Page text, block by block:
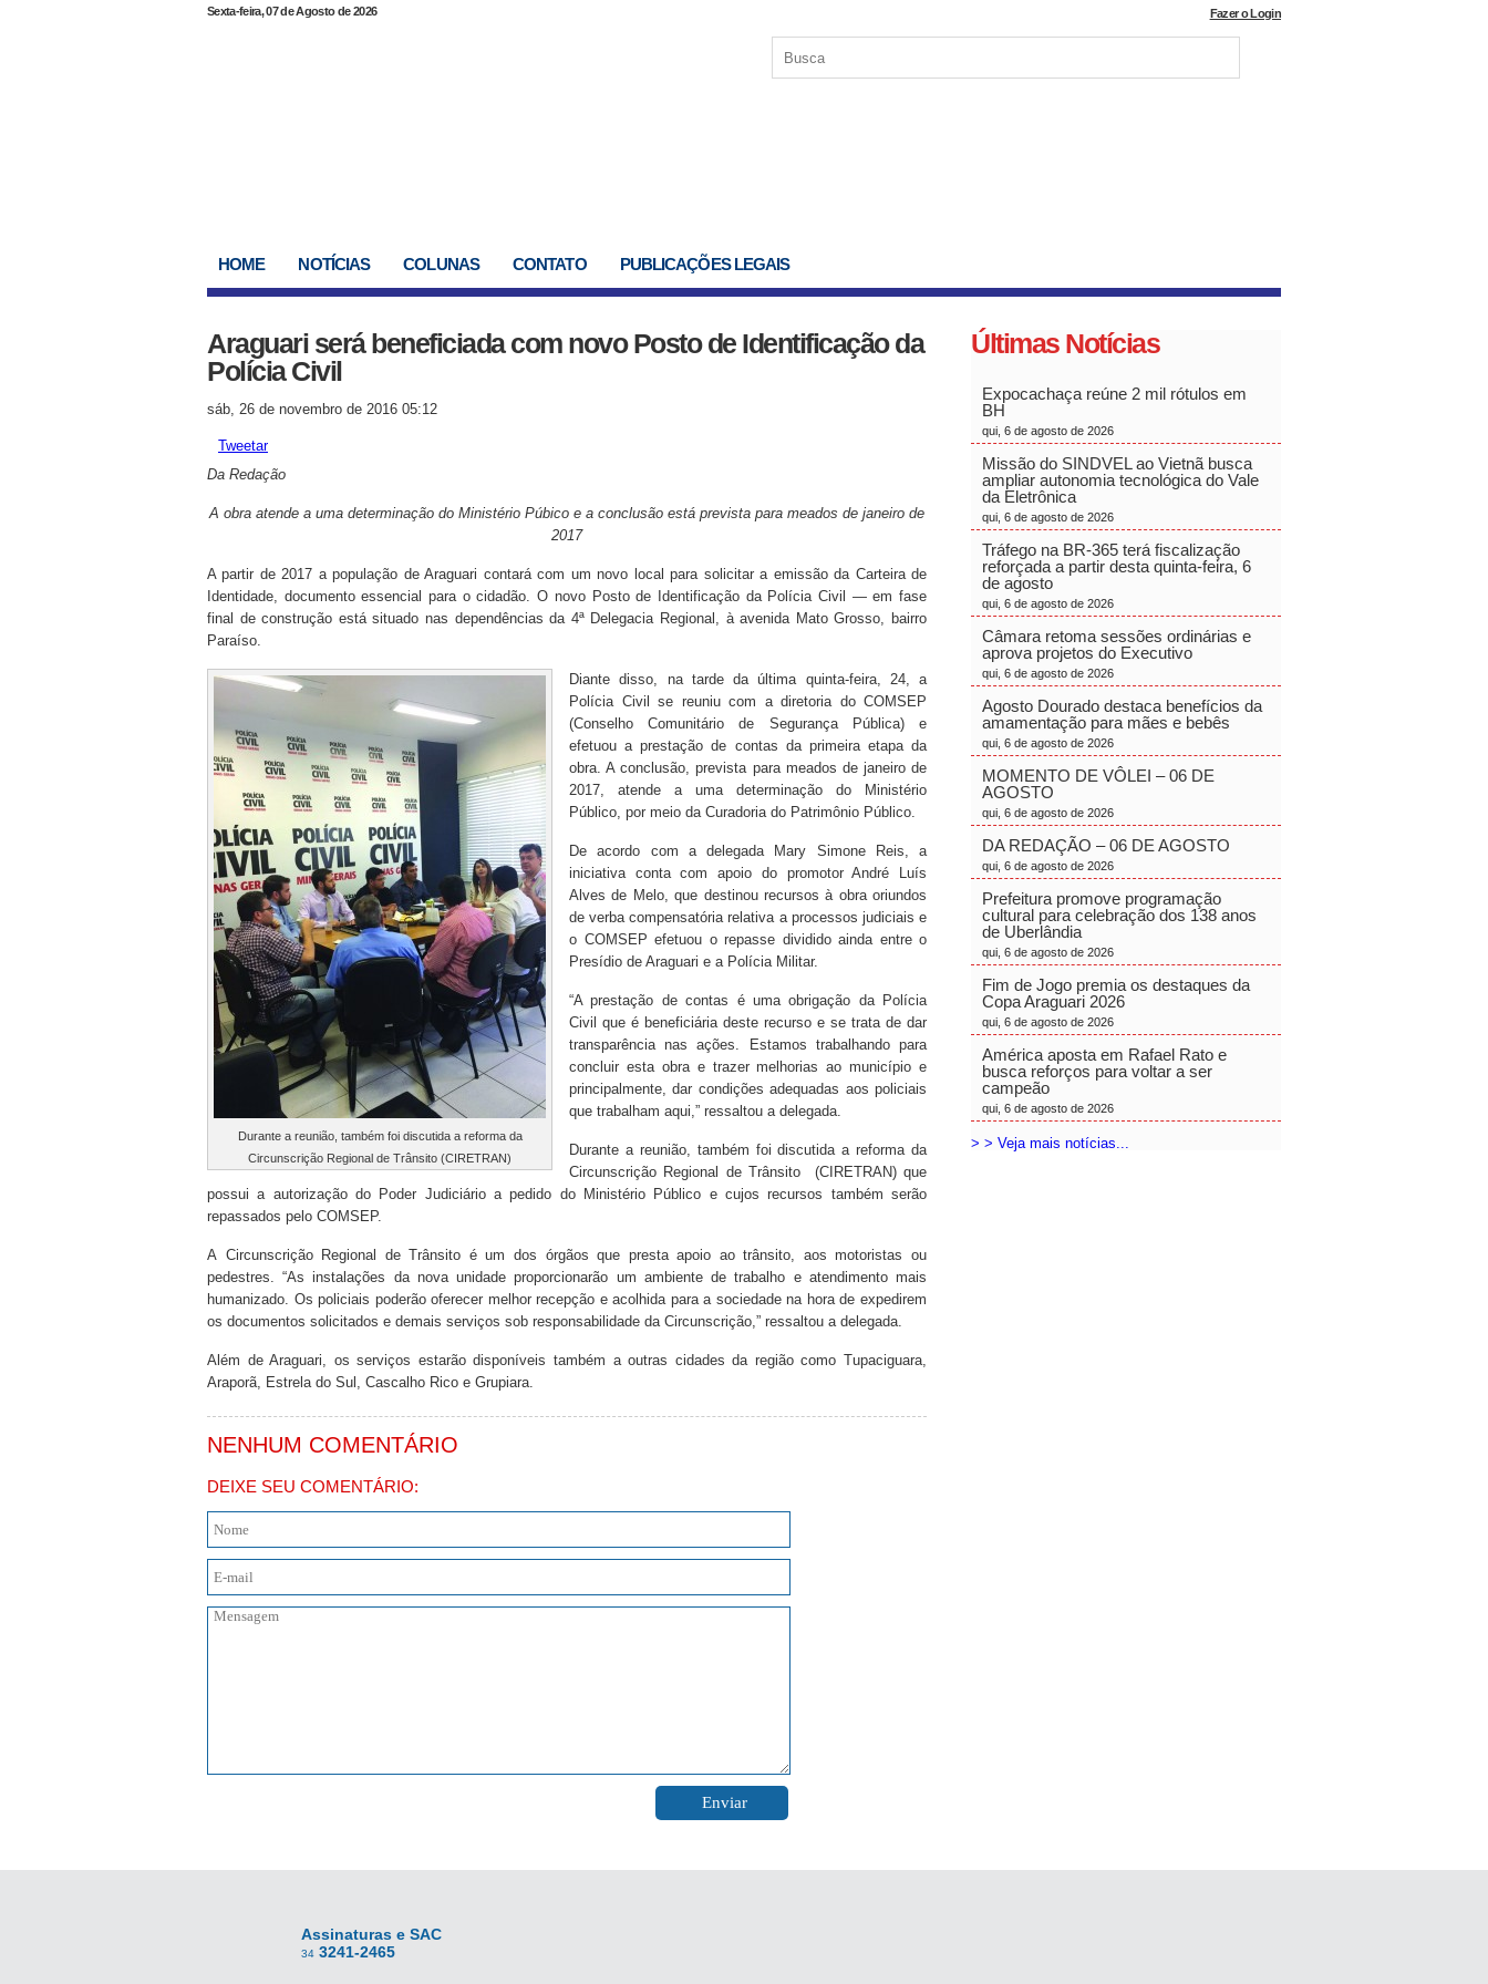
Sexta-feira, 07 de Agosto de 2026 Fazer o Login
HOME NOTÍCIAS COLUNAS CONTATO PUBLICAÇÕES LEGAIS
Araguari será beneficiada com novo Posto de Identificação da
Polícia Civil
sáb, 26 de novembro de 2016 05:12
Tweetar
Da Redação
A obra atende a uma determinação do Ministério Púbico e a conclusão está prevista para meados de janeiro de
2017
A partir de 2017 a população de Araguari contará com um novo local para solicitar a emissão da Carteira de
Identidade, documento essencial para o cidadão. O novo Posto de Identificação da Polícia Civil — em fase
final de construção está situado nas dependências da 4ª Delegacia Regional, à avenida Mato Grosso, bairro
Paraíso.
Durante a reunião, também foi discutida a reforma da
Circunscrição Regional de Trânsito (CIRETRAN)
Diante disso, na tarde da última quinta-feira, 24, a
Polícia Civil se reuniu com a diretoria do COMSEP
(Conselho Comunitário de Segurança Pública) e
efetuou a prestação de contas da primeira etapa da
obra. A conclusão, prevista para meados de janeiro de
2017, atende a uma determinação do Ministério
Público, por meio da Curadoria do Patrimônio Público.
De acordo com a delegada Mary Simone Reis, a
iniciativa conta com apoio do promotor André Luís
Alves de Melo, que destinou recursos à obra oriundos
de verba compensatória relativa a processos judiciais e
o COMSEP efetuou o repasse dividido ainda entre o
Presídio de Araguari e a Polícia Militar.
“A prestação de contas é uma obrigação da Polícia
Civil que é beneficiária deste recurso e se trata de dar
transparência nas ações. Estamos trabalhando para
concluir esta obra e trazer melhorias ao município e
principalmente, dar condições adequadas aos policiais
que trabalham aqui,” ressaltou a delegada.
Durante a reunião, também foi discutida a reforma da
Circunscrição Regional de Trânsito
(CIRETRAN) que
possui a autorização do Poder Judiciário a pedido do Ministério Público e cujos recursos também serão
repassados pelo COMSEP.
A Circunscrição Regional de Trânsito é um dos órgãos que presta apoio ao trânsito, aos motoristas ou
pedestres. “As instalações da nova unidade proporcionarão um ambiente de trabalho e atendimento mais
humanizado. Os policiais poderão oferecer melhor recepção e acolhida para a sociedade na hora de expedirem
os documentos solicitados e demais serviços sob responsabilidade da Circunscrição,” ressaltou a delegada.
Além de Araguari, os serviços estarão disponíveis também a outras cidades da região como Tupaciguara,
Araporã, Estrela do Sul, Cascalho Rico e Grupiara.
NENHUM COMENTÁRIO
DEIXE SEU COMENTÁRIO:
Últimas Notícias
Expocachaça reúne 2 mil rótulos em
BH
qui, 6 de agosto de 2026
Missão do SINDVEL ao Vietnã busca
ampliar autonomia tecnológica do Vale
da Eletrônica
qui, 6 de agosto de 2026
Tráfego na BR-365 terá fiscalização
reforçada a partir desta quinta-feira, 6
de agosto
qui, 6 de agosto de 2026
Câmara retoma sessões ordinárias e
aprova projetos do Executivo
qui, 6 de agosto de 2026
Agosto Dourado destaca benefícios da
amamentação para mães e bebês
qui, 6 de agosto de 2026
MOMENTO DE VÔLEI – 06 DE
AGOSTO
qui, 6 de agosto de 2026
DA REDAÇÃO – 06 DE AGOSTO
qui, 6 de agosto de 2026
Prefeitura promove programação
cultural para celebração dos 138 anos
de Uberlândia
qui, 6 de agosto de 2026
Fim de Jogo premia os destaques da
Copa Araguari 2026
qui, 6 de agosto de 2026
América aposta em Rafael Rato e
busca reforços para voltar a ser
campeão
qui, 6 de agosto de 2026
> > Veja mais notícias...
Assinaturas e SAC
34 3241-2465